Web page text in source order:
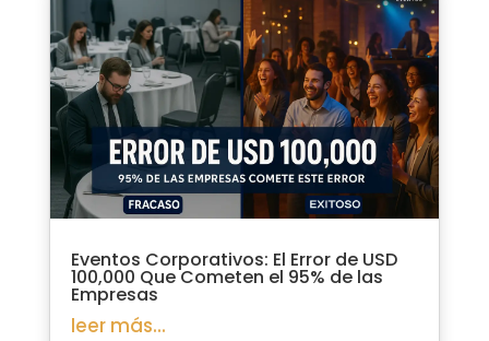
Eventos Corporativos: El Error de USD
100,000 Que Cometen el 95% de las
Empresas
leer más...